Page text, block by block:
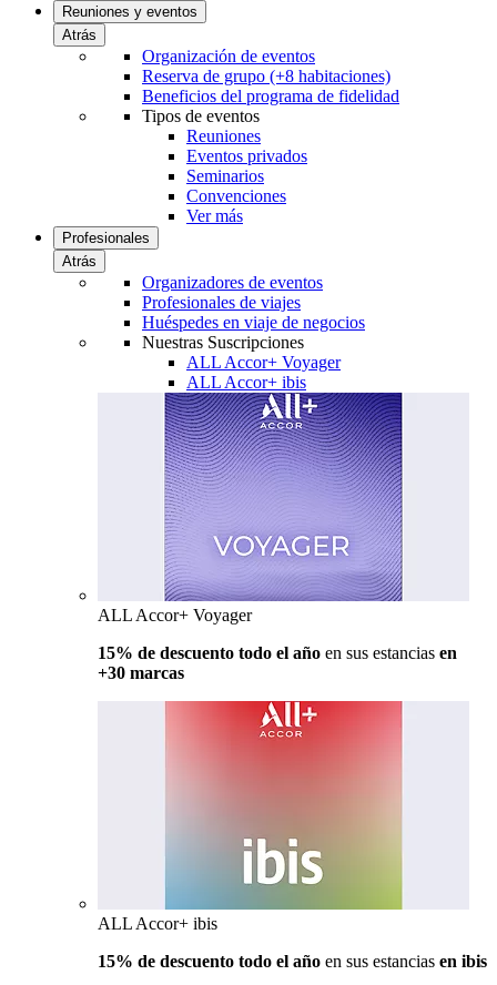
Reuniones y eventos
Atrás
Organización de eventos
Reserva de grupo (+8 habitaciones)
Beneficios del programa de fidelidad
Tipos de eventos
Reuniones
Eventos privados
Seminarios
Convenciones
Ver más
Profesionales
Atrás
Organizadores de eventos
Profesionales de viajes
Huéspedes en viaje de negocios
Nuestras Suscripciones
ALL Accor+ Voyager
ALL Accor+ ibis
ALL Accor+ Voyager
15% de descuento todo el año en sus estancias en
+30 marcas
ALL Accor+ ibis
15% de descuento todo el año en sus estancias en ibis